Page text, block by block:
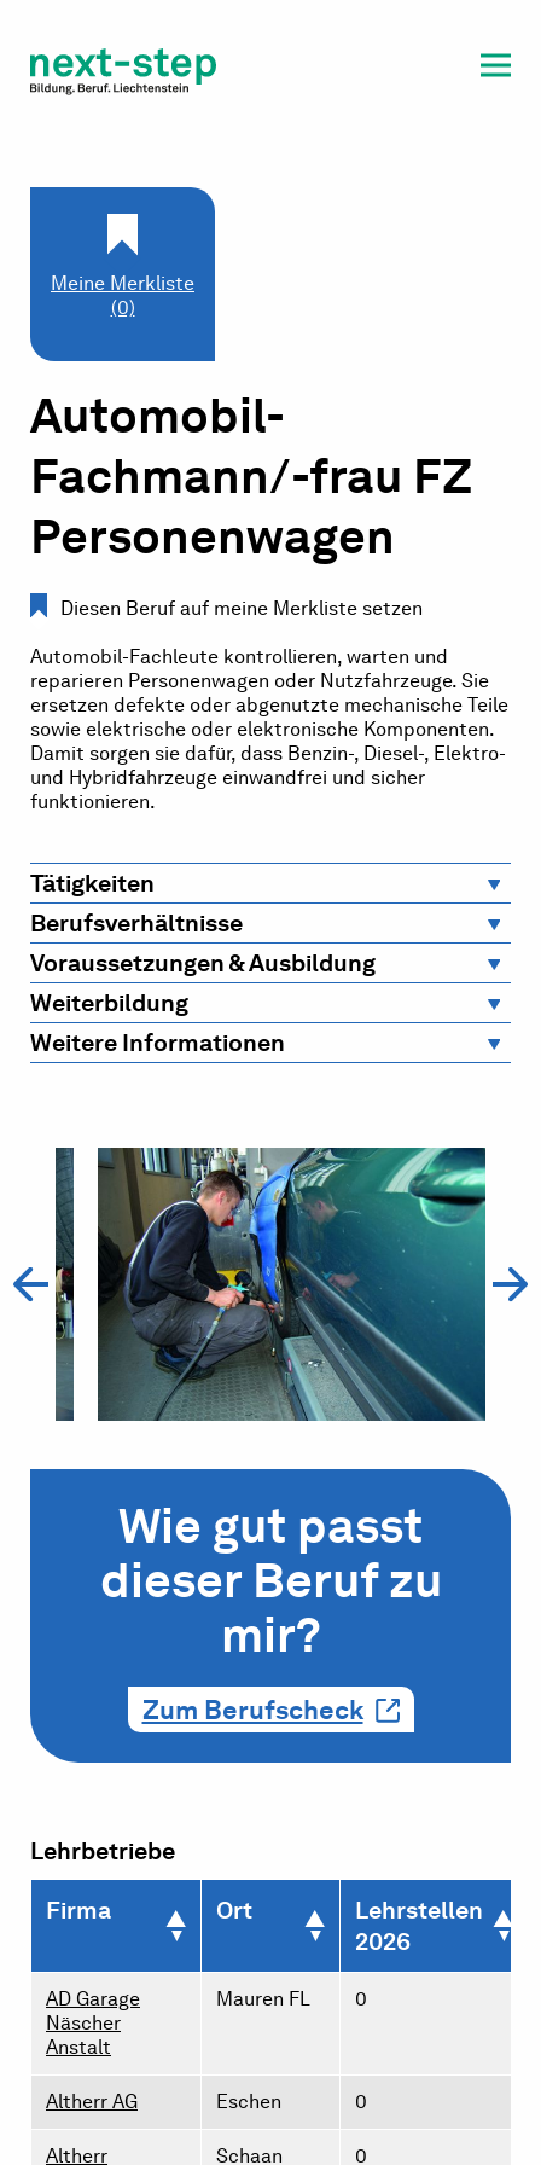
Beratung & Unterstützung
Meine Merkliste
(0)
Automobil-
Fachmann/-frau FZ
Personenwagen
Diesen Beruf auf meine Merkliste setzen
Automobil-Fachleute kontrollieren, warten und
reparieren Personenwagen oder Nutzfahrzeuge. Sie
ersetzen defekte oder abgenutzte mechanische Teile
sowie elektrische oder elektronische Komponenten.
Damit sorgen sie dafür, dass Benzin-, Diesel-, Elektro-
und Hybridfahrzeuge einwandfrei und sicher
funktionieren.
Tätigkeiten
Berufsverhältnisse
Voraussetzungen & Ausbildung
Weiterbildung
Weitere Informationen
Wie gut passt
dieser Beruf zu
mir?
Zum Berufscheck
Lehrbetriebe
Firma Ort
Lehrstellen
2026
AD Garage
Näscher
Anstalt
Mauren FL 0
Altherr AG Eschen 0
Altherr Schaan 0